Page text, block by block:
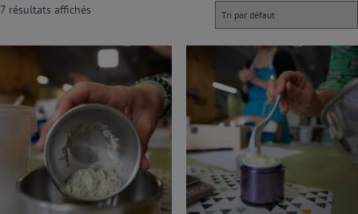
7 résultats affichés